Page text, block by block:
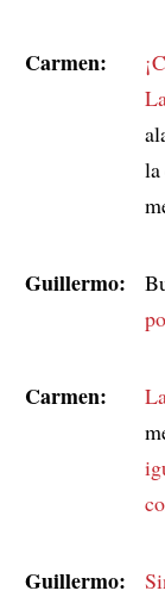
Carmen:
la
Guillermo:
Carmen:
Guillermo: